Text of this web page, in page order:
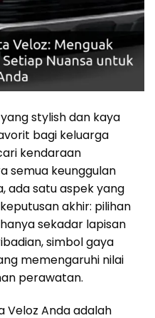
stylish dan kaya
bagi keluarga
kendaraan
semua keunggulan
ada satu aspek yang
akhir: pilihan
sekadar lapisan
simbol gaya
memengaruhi nilai
perawatan.
Veloz Anda adalah